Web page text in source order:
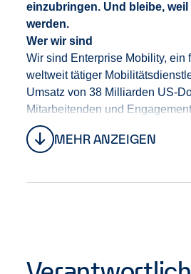
MEHR ANZEIGEN
einzubringen. Und bleibe,
werden.
Wer wir sind
Wir sind Enterprise Mobility,ein
weltweit tätiger Mobilitäts
Umsatz von 38 Milliarden US-
Mitarbeitenden und
Ländern.
bauen wirdas Unternehmen
Dein Einstieg bei uns